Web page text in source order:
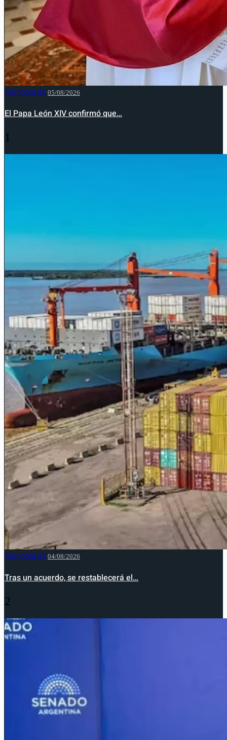
NACIONALES 05/08/2026
El Papa León XIV confirmó que…
1
NACIONALES 04/08/2026
Tras un acuerdo, se restablecerá el…
2